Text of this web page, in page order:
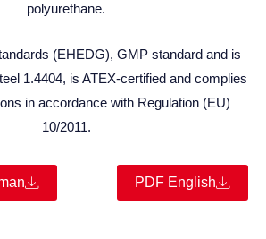
polyurethane.
(EHEDG), GMP standard and is
1.4404, is ATEX-certified and complies
in accordance with Regulation (EU)
10/2011.
PDF English